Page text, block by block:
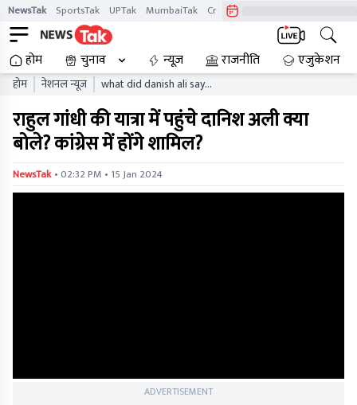
NewsTak SportsTak UPTak MumbaiTak CrimeTak
होम चुनाव न्यूज़ राजनीति एजुकेशन
होम नेशनल न्यूज़
what did danish ali say
will you join congress
राहुल गांधी की यात्रा में पहुंचे दानिश अली क्या
बोले? कांग्रेस में होंगे शामिल?
NewsTak • 02:32 PM • 15 Jan 2024
ADVERTISEMENT